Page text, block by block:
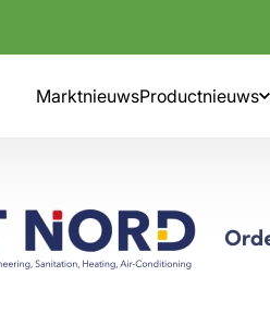
MarktnieuwsProductnieuws